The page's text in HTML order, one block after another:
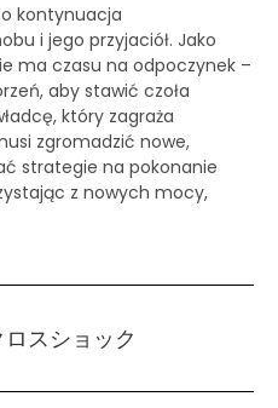
kontynuacja
i jego przyjaciół. Jako
ma czasu na odpoczynek –
aby stawić czoła
który zagraża
zgromadzić nowe,
strategie na pokonanie
z nowych mocy,
スショック